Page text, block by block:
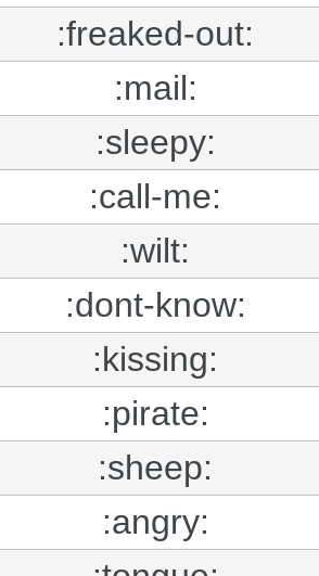
:freaked-out:
:mail:
:sleepy:
:call-me:
:wilt:
:dont-know:
:kissing:
:pirate:
:sheep:
:angry: